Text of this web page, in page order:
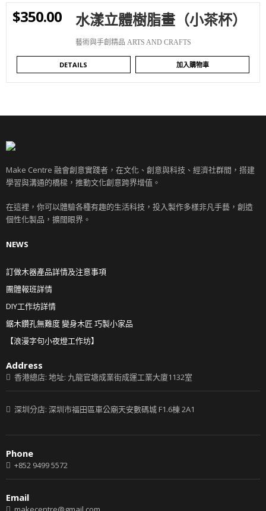
WISHLIST
$350.00 水漾立體樹脂畫（小茶杯）
藝術與手創精品 ARTS AND CRAFTS
DETAILS 加入購物車
Make Centre 融會創意實踐者，在文化、創意與科技、經濟社群間，搭建
學習與溝通的橋樑，推動文化創意跨界增值。
在這裡，你可以體驗各種有趣的生活科技，投入製作多樣非凡手藝，創造
個性化製品，擴闊眼界。
NEWS
訂做木器產品詳情及注意事項
團體報班詳情
DIY工作坊詳情
鋸木鑽孔無難度 變身木匠 巧製小家品
【浪漫字句小夜燈工作坊】
Address
香港總店: 地址: 九龍官塘成業街成運工業大廈1132室
深圳分店: 深圳市福田區車公廟天安數碼城 F1.6棟 2A1
Phone
+852 9499 5572
Email